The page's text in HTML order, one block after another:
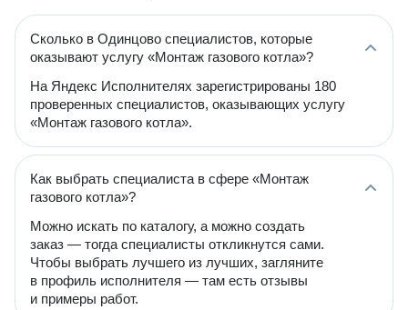
Сколько в Одинцово специалистов, которые
оказывают услугу «Монтаж газового котла»?
На Яндекс Исполнителях зарегистрированы 180
проверенных специалистов, оказывающих услугу
«Монтаж газового котла».
Как выбрать специалиста в сфере «Монтаж
газового котла»?
Можно искать по каталогу, а можно создать
заказ — тогда специалисты откликнутся сами.
Чтобы выбрать лучшего из лучших, загляните
в профиль исполнителя — там есть отзывы
и примеры работ.